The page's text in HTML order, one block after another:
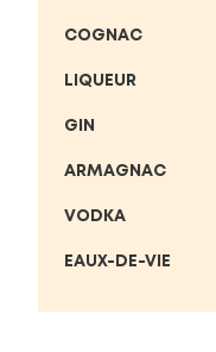
COGNAC
LIQUEUR
GIN
ARMAGNAC
VODKA
EAUX-DE-VIE